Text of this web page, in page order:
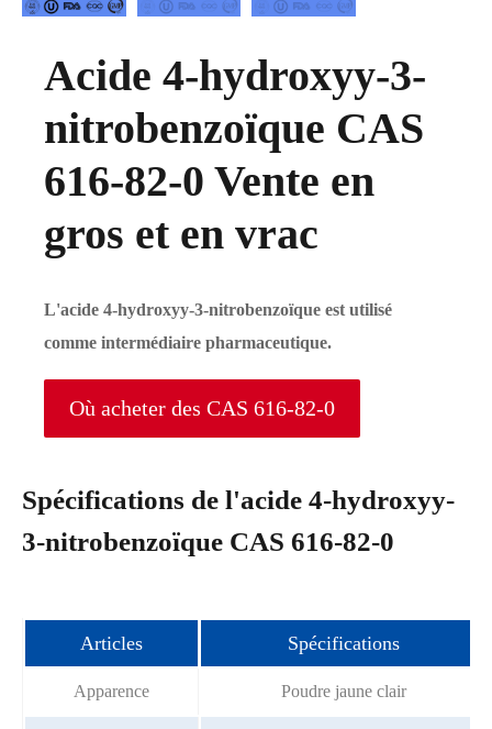
Acide 4-hydroxyy-3-
nitrobenzoïque CAS
616-82-0 Vente en
gros et en vrac
L'acide 4-hydroxyy-3-nitrobenzoïque est utilisé
comme intermédiaire pharmaceutique.
Où acheter des CAS 616-82-0
Spécifications de l'acide 4-hydroxyy-
3-nitrobenzoïque CAS 616-82-0
Articles Spécifications
Apparence Poudre jaune clair